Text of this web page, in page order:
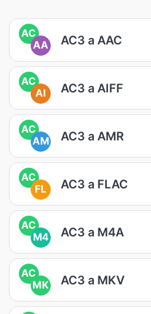
AC
AA
AC3 a AAC
AC
AI
AC3 a AIFF
AC
AM
AC3 a AMR
AC
FL
AC3 a FLAC
AC
M4
AC3 a M4A
AC
MK
AC3 a MKV